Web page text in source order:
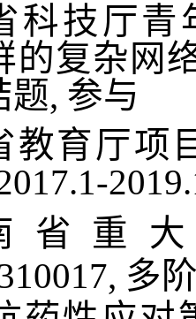
科技厅青
的复杂网
题, 参与
教育厅项
省重
, 多